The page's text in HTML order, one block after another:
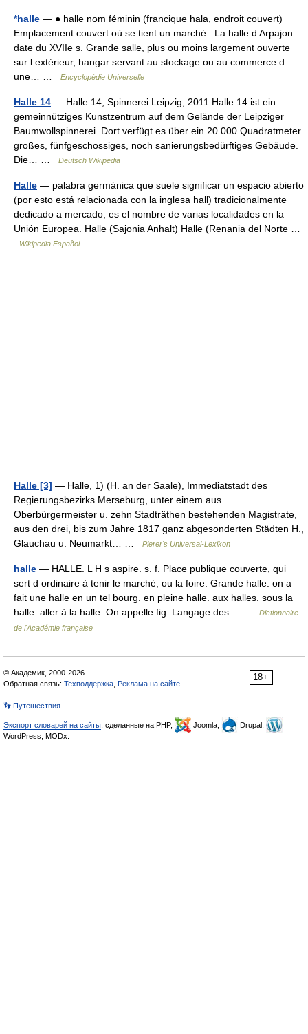
*halle — ● halle nom féminin (francique hala, endroit couvert)
Emplacement couvert où se tient un marché : La halle d Arpajon
date du XVIIe s. Grande salle, plus ou moins largement ouverte
sur l extérieur, hangar servant au stockage ou au commerce d
une… …
Encyclopédie Universelle
Halle 14 — Halle 14, Spinnerei Leipzig, 2011 Halle 14 ist ein
gemeinnütziges Kunstzentrum auf dem Gelände der Leipziger
Baumwollspinnerei. Dort verfügt es über ein 20.000 Quadratmeter
großes, fünfgeschossiges, noch sanierungsbedürftiges Gebäude.
Die… …
Deutsch Wikipedia
Halle — palabra germánica que suele significar un espacio abierto
(por esto está relacionada con la inglesa hall) tradicionalmente
dedicado a mercado; es el nombre de varias localidades en la
Unión Europea. Halle (Sajonia Anhalt) Halle (Renania del Norte …
Wikipedia Español
Halle [3] — Halle, 1) (H. an der Saale), Immediatstadt des
Regierungsbezirks Merseburg, unter einem aus
Oberbürgermeister u. zehn Stadträthen bestehenden Magistrate,
aus den drei, bis zum Jahre 1817 ganz abgesonderten Städten H.,
Glauchau u. Neumarkt… …
Pierer's Universal-Lexikon
halle — HALLE. L H s aspire. s. f. Place publique couverte, qui
sert d ordinaire à tenir le marché, ou la foire. Grande halle. on a
fait une halle en un tel bourg. en pleine halle. aux halles. sous la
halle. aller à la halle. On appelle fig. Langage des… …
Dictionnaire
de l'Académie française
18+
© Академик, 2000-2026
Обратная связь: Техподдержка Реклама на сайте
👣 Путешествия
Экспорт словарей на сайты , сделанные на PHP, Joomla,
Drupal,
WordPress, MODx.